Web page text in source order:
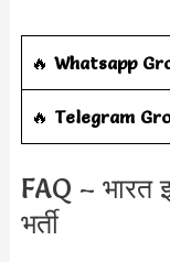
‎️‍🔥 Whatsapp
‎️‍🔥 Telegram
FAQ – भारत
भर्ती